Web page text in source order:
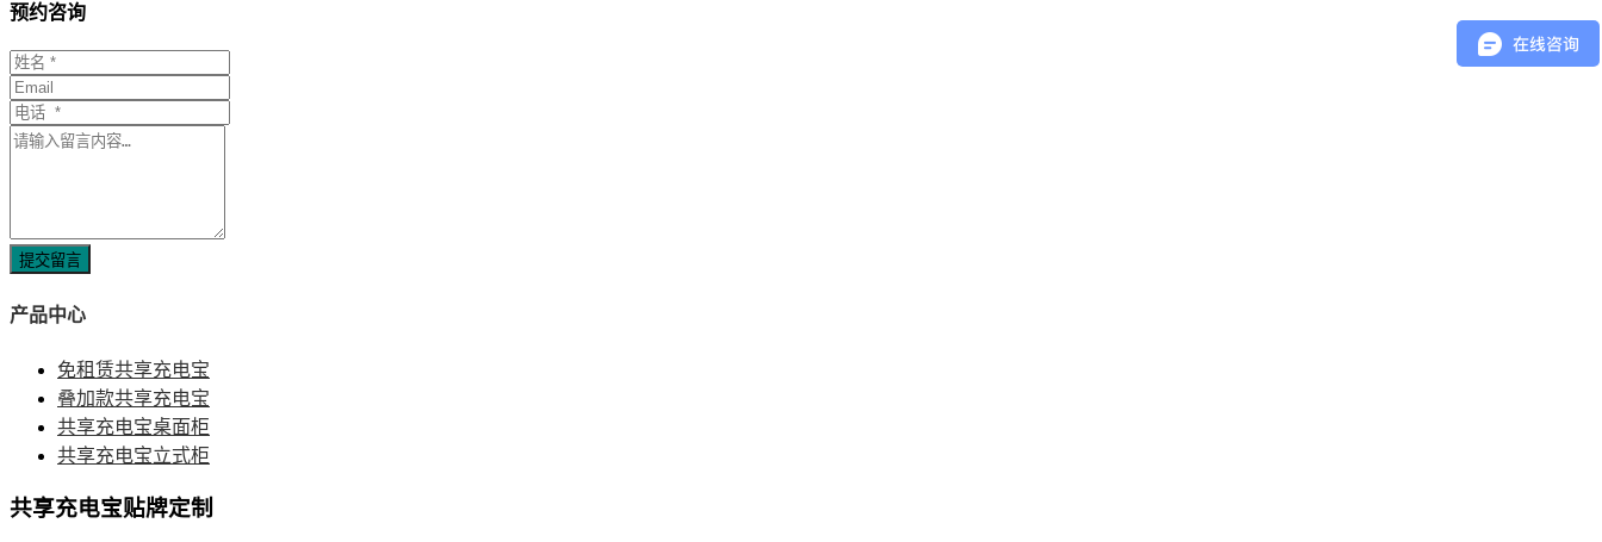
预约咨询
提交留言
产品中心
免租赁共享充电宝
叠加款共享充电宝
共享充电宝桌面柜
共享充电宝立式柜
共享充电宝贴牌定制